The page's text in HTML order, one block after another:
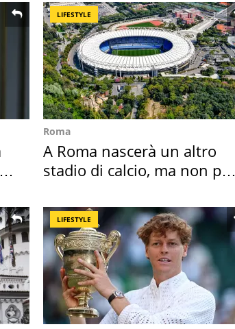
LIFESTYLE
Roma
A Roma nascerà un altro
stadio di calcio, ma non per
LIFESTYLE